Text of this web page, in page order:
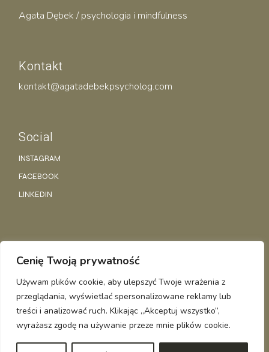
Cenię Twoją prywatność
Używam plików cookie, aby ulepszyć Twoje wrażenia z
przeglądania, wyświetlać spersonalizowane reklamy lub
treści i analizować ruch. Klikając „Akceptuj wszystko”,
wyrażasz zgodę na używanie przeze mnie plików cookie.
Agata Dębek / psychologia i mindfulness
Kontakt
kontakt@agatadebekpsycholog.com
Social
INSTAGRAM
FACEBOOK
LINKEDIN
Regulamin
AGATA DĘBEK © WSZELKIE PRAWA ZASTRZEŻONE